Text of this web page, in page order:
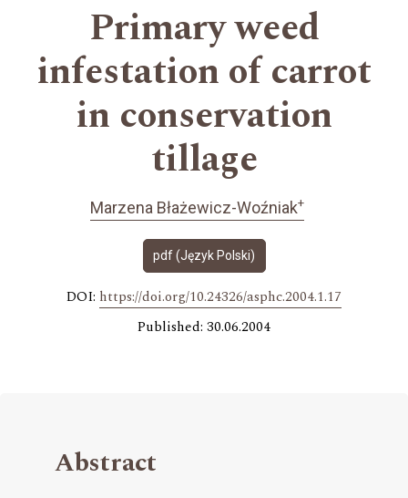
Primary weed
infestation of carrot
in conservation
tillage
Marzena Błażewicz-Woźniak+
pdf (Język Polski)
DOI: https://doi.org/10.24326/asphc.2004.1.17
Published: 30.06.2004
Abstract